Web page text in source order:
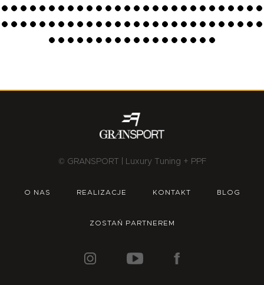
© GRANSPORT | Luxury Tuning + PPF
O NAS REALIZACJE KONTAKT BLOG
ZOSTAŃ PARTNEREM